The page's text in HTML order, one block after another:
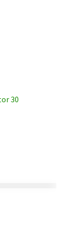
30